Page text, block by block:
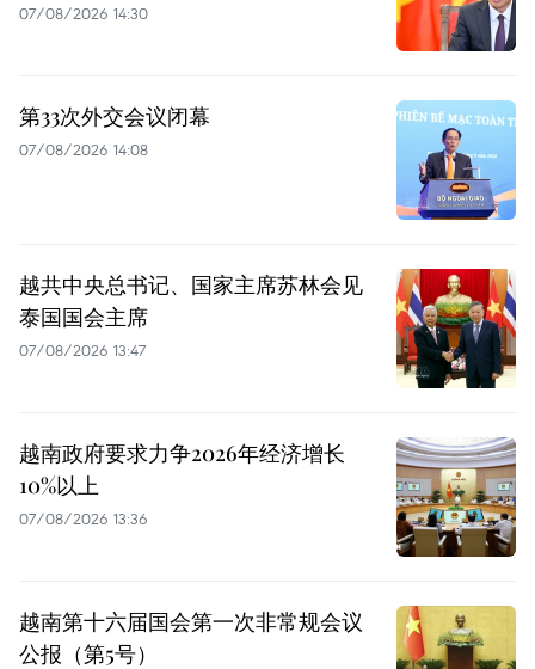
07/08/2026 14:30
第33次外交会议闭幕
07/08/2026 14:08
越共中央总书记、国家主席苏林会见
泰国国会主席
07/08/2026 13:47
越南政府要求力争2026年经济增长
10%以上
07/08/2026 13:36
越南第十六届国会第一次非常规会议
公报（第5号）